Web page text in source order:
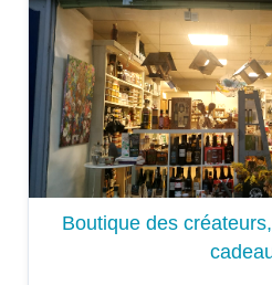
Dégustation
Boutique des